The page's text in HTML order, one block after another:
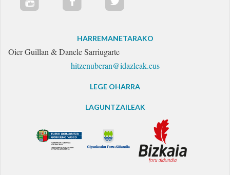
HARREMANETARAKO
Oier Guillan & Danele Sarriugarte
hitzenuberan@idazleak.eus
LEGE OHARRA
LAGUNTZAILEAK